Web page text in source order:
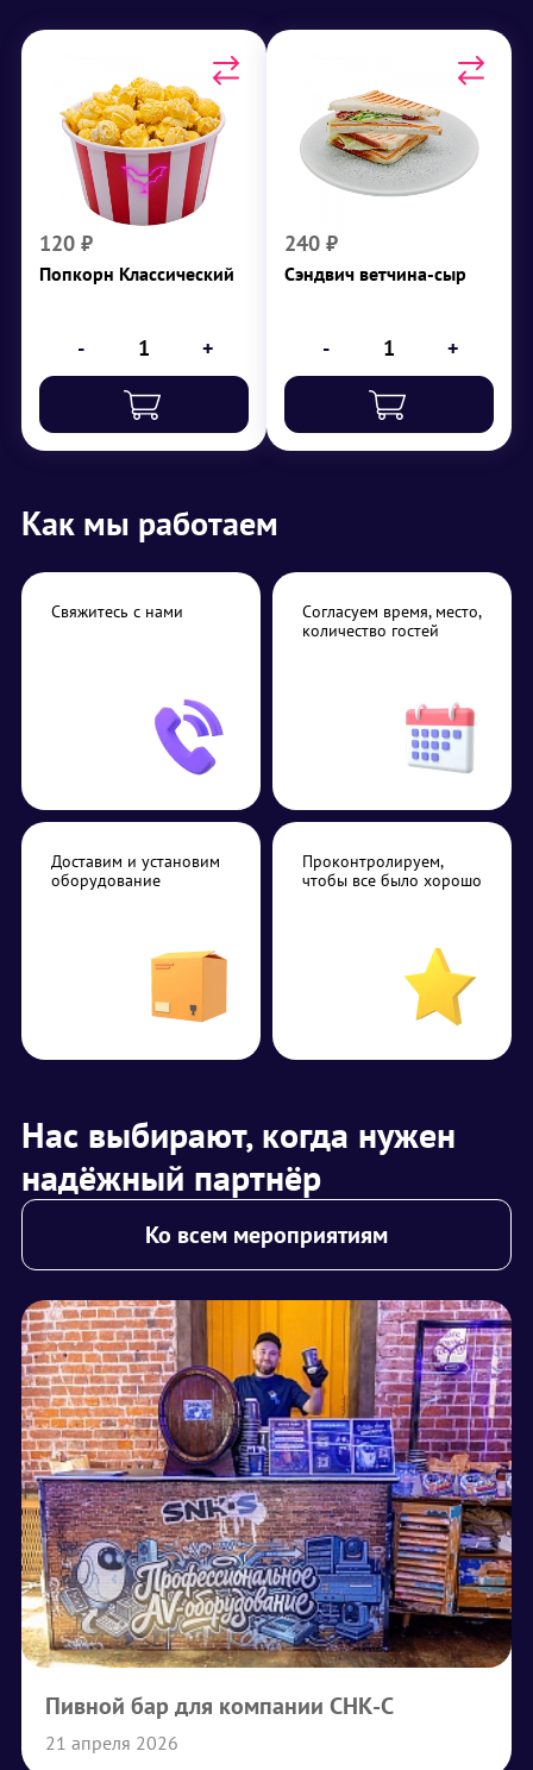
120 ₽
Попкорн Классический
- +
Попкорн Классический
120
₽
240 ₽
Сэндвич ветчина-сыр
- +
Сэндвич ветчина-сыр
208
240
₽
Как мы работаем
Свяжитесь с нами
Согласуем время, место,
количество гостей
Доставим и установим
оборудование
Проконтролируем,
чтобы все было хорошо
Нас выбирают, когда нужен
надёжный партнёр
Ко всем мероприятиям
Пивной бар для компании СНК-С
21 апреля 2026